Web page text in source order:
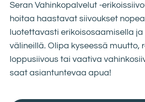
Seran Vahinkopalvelut-
hoitaa haastavat siivoukset
luotettavasti erikoisosaamisella
välineillä. Olipa kyseessä muutto,
loppusiivous tai vaativa
saat asiantuntevaa apua!